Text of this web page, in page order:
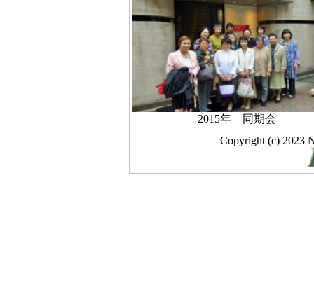
2015年 同期会
Copyright (c) 2023